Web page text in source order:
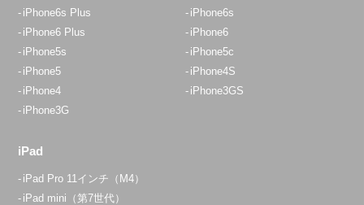
iPhone6s Plus
iPhone6s
iPhone6 Plus
iPhone6
iPhone5s
iPhone5c
iPhone5
iPhone4S
iPhone4
iPhone3GS
iPhone3G
iPad
iPad Pro 11インチ（M4）
iPad mini（第7世代）